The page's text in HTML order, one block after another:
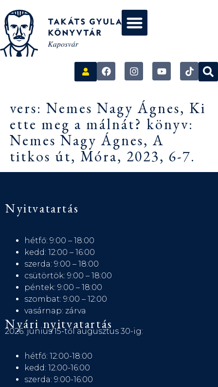
vers: Nemes Nagy Ágnes, Ki
ette meg a málnát? könyv:
Nemes Nagy Ágnes, A
titkos út, Móra, 2023, 6-7.
Nyitvatartás
hétfő: 9:00 – 18:00
kedd: 12:00 – 16:00
szerda: 9:00 – 18:00
csütörtök: 9:00 – 18:00
péntek: 9:00 – 18:00
szombat: 9:00 – 12:00
vasárnap: zárva
Nyári nyitvatartás
2026. június 15-től augusztus 30-ig:
hétfő: 12:00-18:00
kedd: 12:00-16:00
szerda: 9:00-16:00